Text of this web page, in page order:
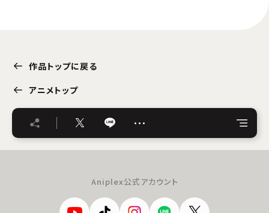
作品トップに戻る
アニメトップ
…
Aniplex公式アカウント